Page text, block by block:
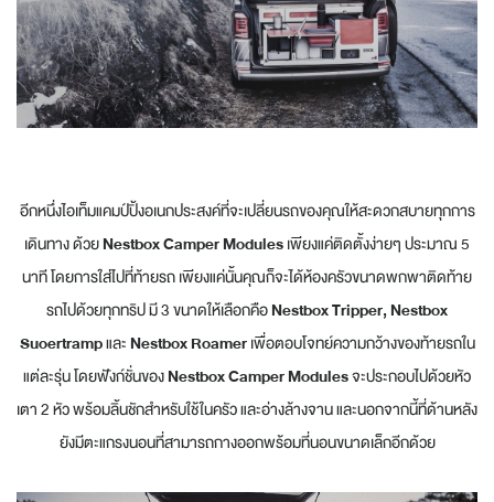
อีกหนึ่งไอเท็มแคมป์ปิ้งอเนกประสงค์ที่จะเปลี่ยนรถของคุณให้สะดวกสบายทุกการ
เดินทาง ด้วยNestbox Camper Modulesเพียงแค่ติดตั้งง่ายๆ ประมาณ 5
นาที โดยการใส่ไปที่ท้ายรถ เพียงแค่นั้นคุณก็จะได้ห้องครัวขนาดพกพาติดท้าย
รถไปด้วยทุกทริป มี ­3 ขนาดให้เลือกคือNestbox Tripper, Nestbox
Suoertrampและ Nestbox Roamerเพื่อตอบโจทย์ความกว้างของท้ายรถใน
แต่ละรุ่น โดยฟังก์ชั่นของNestbox Camper Modulesจะประกอบไปด้วยหัว
เตา 2 หัว พร้อมลิ้นชักสำหรับใช้ในครัว และอ่างล้างจาน และนอกจากนี้ที่ด้านหลัง
ยังมีตะแกรงนอนที่สามารถกางออกพร้อมที่นอนขนาดเล็กอีกด้วย